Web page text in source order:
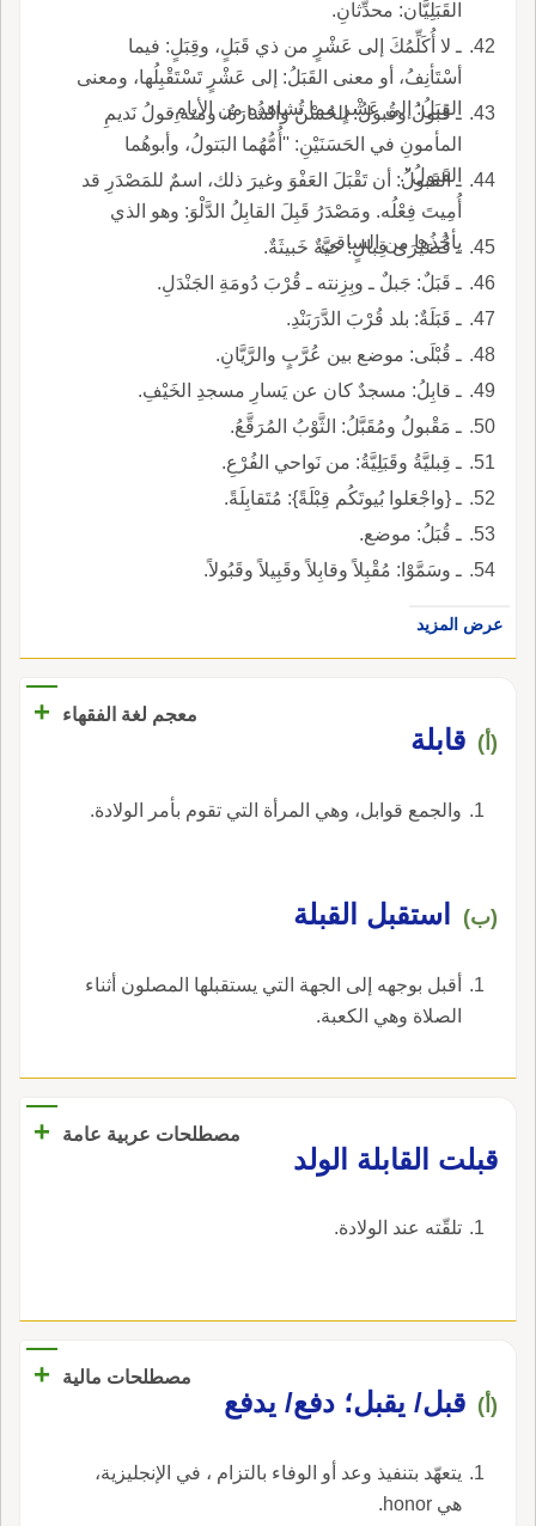
القَبَلِيَّان: محدِّثانِ.
ـ لا أُكَلِّمُكَ إلى عَشْرٍ من ذي قَبَلٍ، وقِبَلٍ: فيما
أسْتَأنِفُ، أو معنى القَبَلُ: إلى عَشْرٍ تَسْتَقْبِلُها، ومعنى
القِبَلُ: إلى عَشْرٍ مما تُشاهِدُه من الأيامِ.
ـ قَبولُ وقُبولُ: الحُسْنُ والشارَةُ، ومنه قولُ نَديمِ
المأمونِ في الحَسَنَيْنِ: ''أُمُّهُما البَتولُ، وأبوهُما
القَبولُ''.
ـ القَبولُ: أن تَقْبَلَ العَفْوَ وغيرَ ذلك، اسمٌ للمَصْدَرِ قد
أُمِيتَ فِعْلُه. ومَصْدَرُ قَبِلَ القابِلُ الدَّلْوَ: وهو الذي
يأخُذُها من الساقي.
ـ قُصَيْرَى قِبالٍ: حَيَّةٌ خَبيثَةٌ.
ـ قَبَلٌ: جَبلٌ ـ وبِزِنته ـ قُرْبَ دُومَةِ الجَنْدَلِ.
ـ قَبَلَةٌ: بلد قُرْبَ الدَّرَبَنْدِ.
ـ قُبْلَى: موضع بين عُرَّبٍ والرَّيَّانِ.
ـ قابِلُ: مسجدٌ كان عن يَسارِ مسجدِ الخَيْفِ.
ـ مَقْبولُ ومُقَبَّلُ: الثَّوْبُ المُرَقَّعُ.
ـ قِبليَّةُ وقَبَلِيَّةُ: من نَواحي الفُرْعِ.
ـ {واجْعَلوا بُيوتَكُم قِبْلَةً}: مُتَقابِلَةً.
ـ قُبَلُ: موضع.
ـ وسَمَّوْا: مُقْبِلاً وقابِلاً وقَبِيلاً وقَبُولاً.
عرض المزيد
معجم لغة الفقهاء +
(أ) قابلة
والجمع قوابل، وهي المرأة التي تقوم بأمر الولادة.
(ب) ‏استقبل القبلة‏
‏أقبل بوجهه إلى الجهة التي يستقبلها المصلون أثناء
الصلاة وهي الكعبة‏.
مصطلحات عربية عامة
+
قبلت القابلة الولد
تلقّته عند الولادة.
مصطلحات مالية +
(أ) قبل/ يقبل؛ دفع/ يدفع
يتعهّد بتنفيذ وعد أو الوفاء بالتزام ، في الإنجليزية،
هي honor.